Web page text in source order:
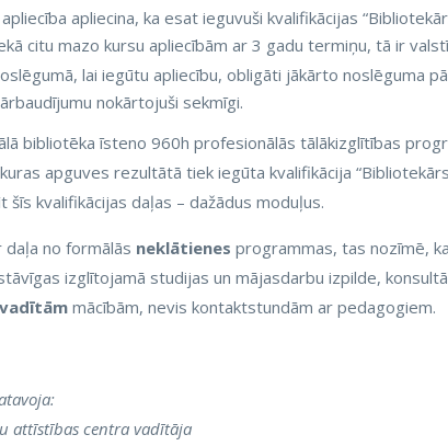
apliecina, ka esat ieguvuši kvalifikācijas
citu mazo kursu apliecībām ar 3 gadu termiņu, tā ir
lai iegūtu apliecību, obligāti jākārto noslēguma
nokārtojuši sekmīgi.
bibliotēka īsteno 960h profesionālās tālākizglītības
apguves rezultātā tiek iegūta kvalifikācija
šīs kvalifikācijas daļas – dažādus moduļus.
daļa no formālās neklātienes programmas, tas nozīmē,
izglītojamā studijas un mājasdarbu izpilde,
mācībām, nevis kontaktstundām ar pedagogiem.
attīstības centra vadītāja